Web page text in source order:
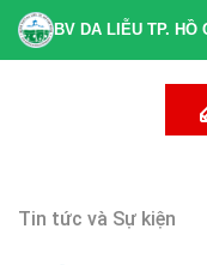
BV DA LIỄU TP. HỒ
Tin tức và Sự kiện